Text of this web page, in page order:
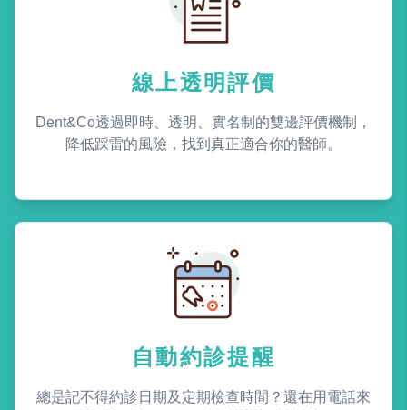
線上透明評價
Dent&Co透過即時、透明、實名制的雙邊評價機制，
降低踩雷的風險，找到真正適合你的醫師。
自動約診提醒
總是記不得約診日期及定期檢查時間？還在用電話來